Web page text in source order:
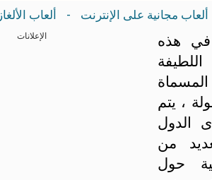
ألعاب مجانية على الإنترنت - ألعاب الألغاز
الإعلانات
في هذه
المسماة Africa Maze!
، يتم
الدول
من
حول